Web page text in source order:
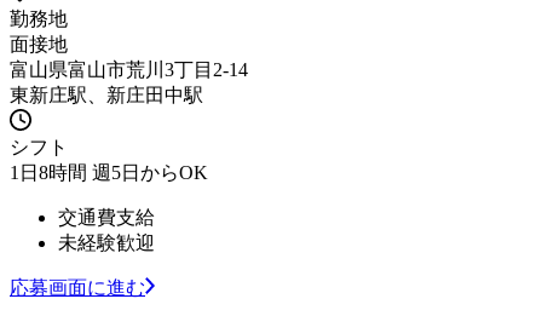
勤務地
面接地
富山県富山市荒川3丁目2-14
東新庄駅、新庄田中駅
シフト
1日8時間 週5日からOK
交通費支給
未経験歓迎
応募画面に進む